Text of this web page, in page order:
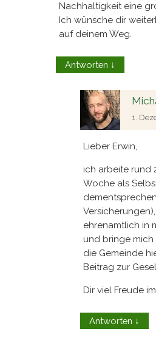
Nachhaltigkeit eine
Ich wünsche dir
auf deinem Weg.
Antworten ↓
1.
Lieber Erwin,
ich arbeite rund
Woche als
ehrenamtlich in
und bringe
die Gemeinde
Beitrag zur
Dir viel Freude
Antworten ↓